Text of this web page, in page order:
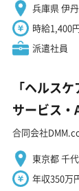
兵庫県 伊
時給1,400
派遣社員
「ヘルス
サービス・
合同会社
東京都 千
年収350万